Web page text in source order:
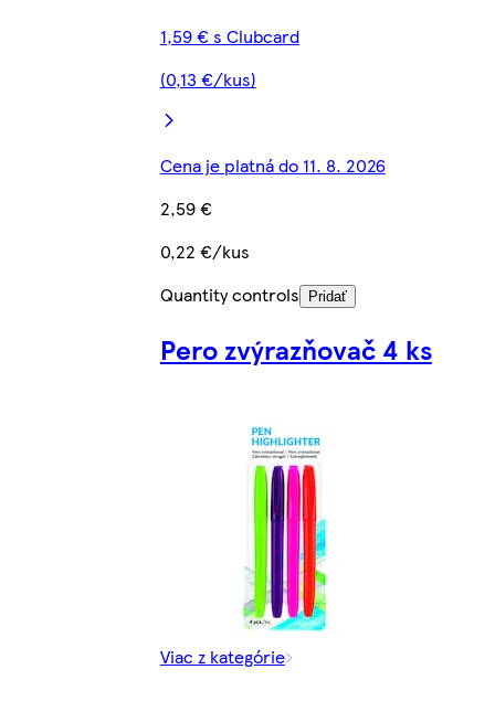
1,59 € s Clubcard
(0,13 €/kus)
Cena je platná do 11. 8. 2026
2,59 €
0,22 €/kus
Quantity controls
Pridať
Pero zvýrazňovač 4 ks
Viac z kategórie